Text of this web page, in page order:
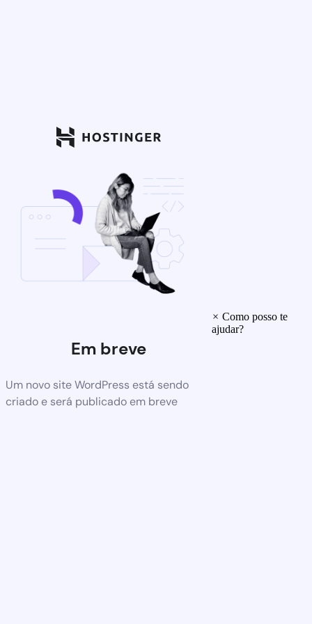
Em breve
Um novo site WordPress está sendo
criado e será publicado em breve
× Como posso te
ajudar?